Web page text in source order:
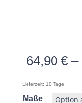
64,90 €–
Lieferzeit: 10 Tage
Maße